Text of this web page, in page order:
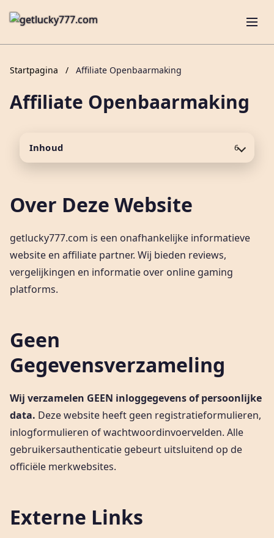
Startpagina / Affiliate Openbaarmaking
Affiliate Openbaarmaking
Inhoud 6
Over Deze Website
getlucky777.com is een onafhankelijke informatieve
website en affiliate partner. Wij bieden reviews,
vergelijkingen en informatie over online gaming
platforms.
Geen
Gegevensverzameling
Wij verzamelen GEEN inloggegevens of persoonlijke
data. Deze website heeft geen registratieformulieren,
inlogformulieren of wachtwoordinvoervelden. Alle
gebruikersauthenticatie gebeurt uitsluitend op de
officiële merkwebsites.
Externe Links